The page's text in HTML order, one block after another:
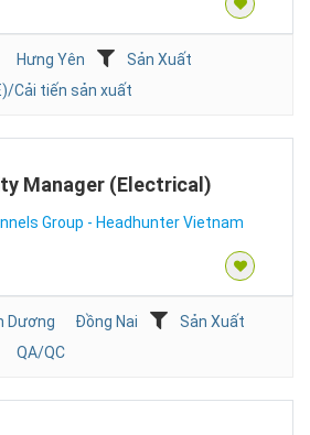
Hưng Yên
Sản Xuất
Cải tiến sản xuất
Manager (Electrical)
Group - Headhunter Vietnam
Dương Đồng Nai
Sản Xuất
QA/QC